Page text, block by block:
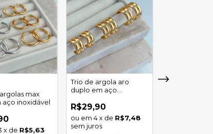
max
aço inoxidável
x de R$5,63
Trio de argola aro
duplo em aço
R$29,90
4 x de R$7,48
sem juros